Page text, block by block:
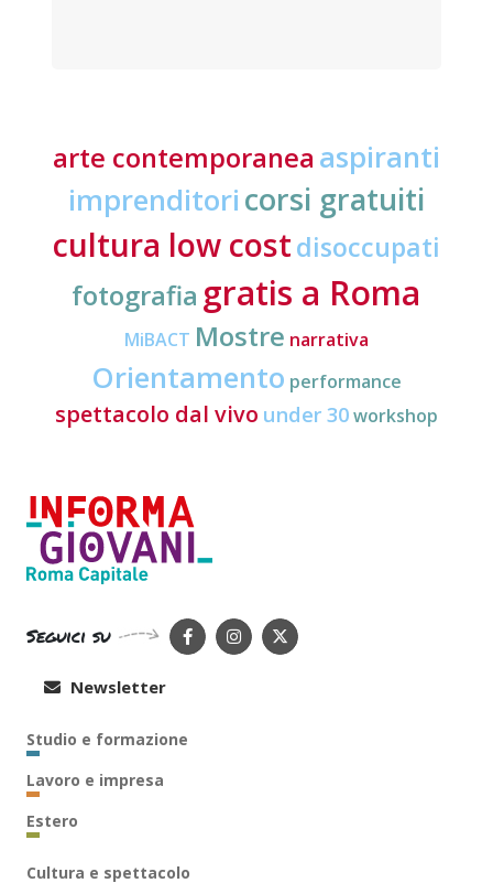
arte contemporanea aspiranti
imprenditori corsi gratuiti
cultura low costdisoccupati
fotografia gratis a Roma
MiBACT Mostre narrativa
Orientamento performance
spettacolo dal vivo under 30workshop
Seguici su
Newsletter
Studio e formazione
Lavoro e impresa
Estero
Cultura e spettacolo